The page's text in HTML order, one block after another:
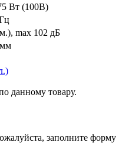
Вт (100В)
max 102 дБ
данному товару.
заполните форму